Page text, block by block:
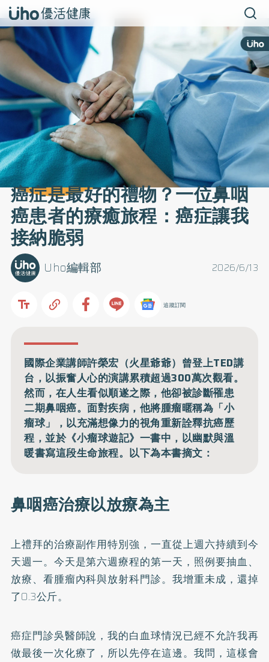
癌症是最好的禮物？一位鼻咽
癌患者的療癒旅程：癌症讓我
接納脆弱
2026/6/13
Uho編輯部
追蹤訂閱
國際企業講師許榮宏（火星爺爺）曾登上TED講
台，以振奮人心的演講累積超過300萬次觀看。
然而，在人生看似順遂之際，他卻被診斷罹患
二期鼻咽癌。面對疾病，他將腫瘤暱稱為「小
瘤球」，以充滿想像力的視角重新詮釋抗癌歷
程，並於《小瘤球遊記》一書中，以幽默與溫
暖書寫這段生命旅程。以下為本書摘文：
鼻咽癌治療以放療為主
上禮拜的治療副作用特別強，一直從上週六持續到今
天週一。今天是第六週療程的第一天，照例要抽血、
放療、看腫瘤內科與放射科門診。我增重未成，還掉
了0.3公斤。
癌症門診吳醫師說，我的白血球情況已經不允許我再
做最後一次化療了，所以先停在這邊。我問，這樣會